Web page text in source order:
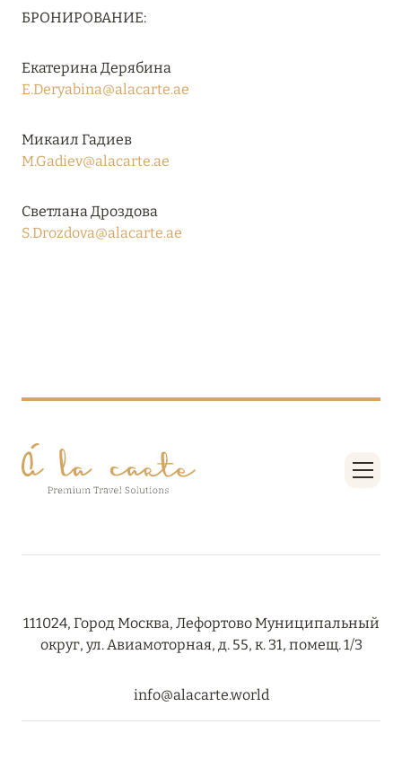
ATLANTIS THE PALM: НОВЫЙ ПАКЕТ
НАПИТКОВ ДЛЯ HB И FB
MANDARIN ORIENTAL JUMEIRA, DUBAI:
СКИДКИ ДО 30 % ОТ СУММЫ КОНТРАКТА НА
КОНЦЕПЦИЯ «ВСЁ ВКЛЮЧЕНО – ВСЁ
Подробнее
HÔTEL BARRIÈRE LES NEIGES
27 сентября 2024
БРОНИРОВАНИЕ:
Екатерина Дерябина
E.Deryabina@alacarte.ae
Микаил Гадиев
M.Gadiev@alacarte.ae
Светлана Дроздова
S.Drozdova@alacarte.ae
111024, Город Москва, Лефортово Муниципальный
округ, ул. Авиамоторная, д. 55, к. 31, помещ. 1/3
info@alacarte.world